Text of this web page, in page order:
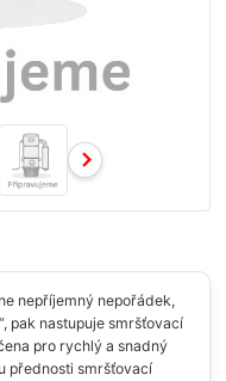
nepříjemný nepořádek,
pak nastupuje smršťovací
pro rychlý a snadný
přednosti smršťovací